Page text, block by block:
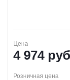
Цена
4 974
Розничная цена